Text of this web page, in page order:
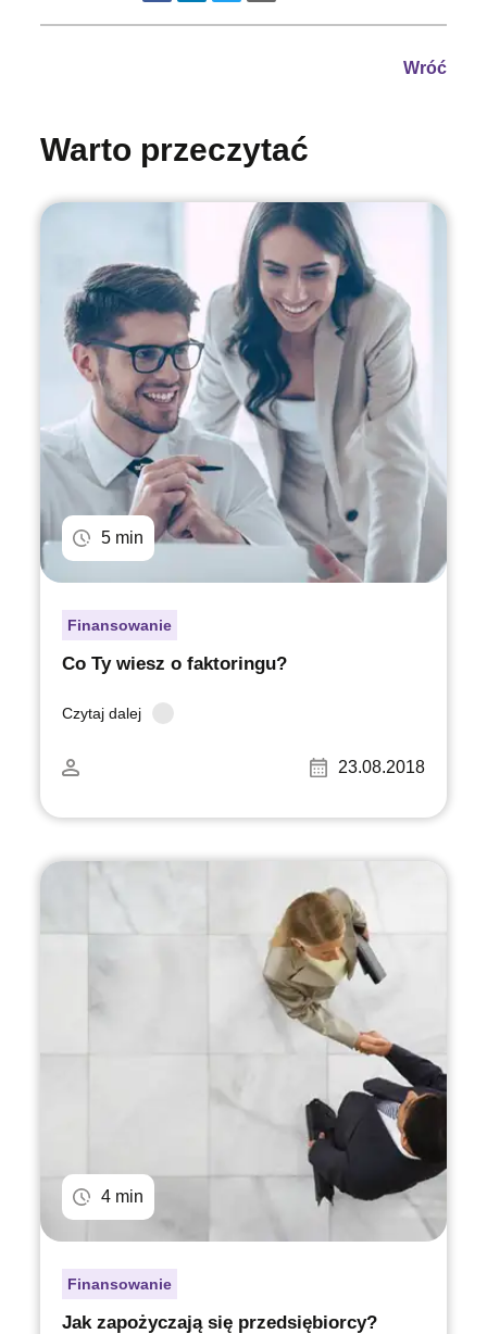
Wróć
Warto przeczytać
5 min
Finansowanie
Co Ty wiesz o faktoringu?
Czytaj dalej
23.08.2018
4 min
Finansowanie
Jak zapożyczają się przedsiębiorcy?